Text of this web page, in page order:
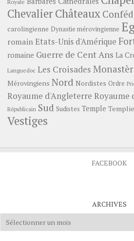
Royale
ChevalierChâteaux
carolingienne Dynastie mérovingienne
romainEtats-Unis d'Amérique
romaine Guerre de Cent Ans La
Languedoc Les Croisades
Mérovingiens Nord Nordistes Ordre
Royaume d'Angleterre Royaume
Républicain Sud Sudistes Temple
Vestiges
FACEBOOK
ARCHIVES
Archives